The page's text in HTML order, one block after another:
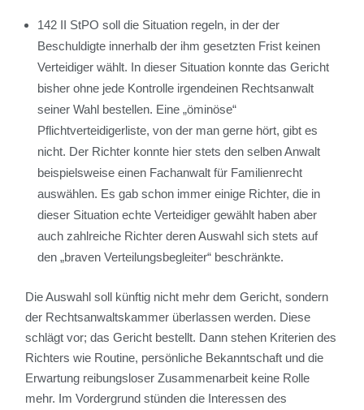
142 II StPO soll die Situation regeln, in der der
Beschuldigte innerhalb der ihm gesetzten Frist keinen
Verteidiger wählt. In dieser Situation konnte das Gericht
bisher ohne jede Kontrolle irgendeinen Rechtsanwalt
seiner Wahl bestellen. Eine „öminöse“
Pflichtverteidigerliste, von der man gerne hört, gibt es
nicht. Der Richter konnte hier stets den selben Anwalt
beispielsweise einen Fachanwalt für Familienrecht
auswählen. Es gab schon immer einige Richter, die in
dieser Situation echte Verteidiger gewählt haben aber
auch zahlreiche Richter deren Auswahl sich stets auf
den „braven Verteilungsbegleiter“ beschränkte.
Die Auswahl soll künftig nicht mehr dem Gericht, sondern
der Rechtsanwaltskammer überlassen werden. Diese
schlägt vor; das Gericht bestellt. Dann stehen Kriterien des
Richters wie Routine, persönliche Bekanntschaft und die
Erwartung reibungsloser Zusammenarbeit keine Rolle
mehr. Im Vordergrund stünden die Interessen des